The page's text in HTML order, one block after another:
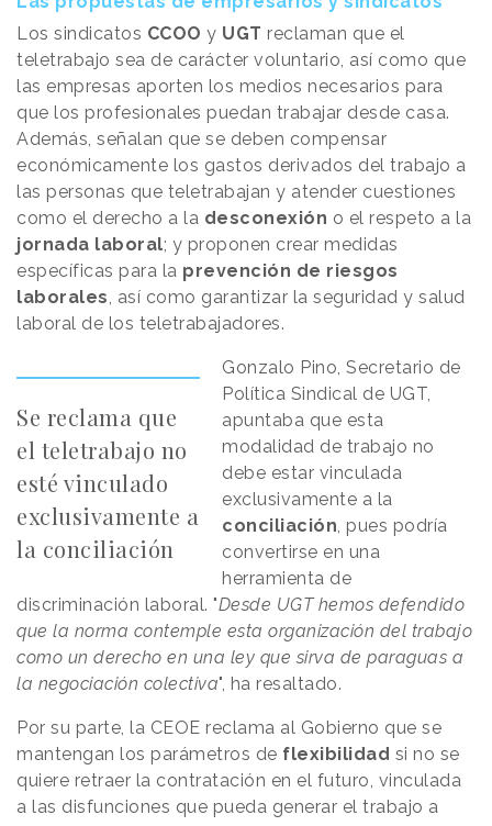
Los sindicatos CCOO y UGT reclaman que el
teletrabajo sea de carácter voluntario, así como que
las empresas aporten los medios necesarios para
que los profesionales puedan trabajar desde casa.
Además, señalan que se deben compensar
económicamente los gastos derivados del trabajo a
las personas que teletrabajan y atender cuestiones
como el derecho a la desconexión o el respeto a la
jornada laboral; y proponen crear medidas
específicas para la prevención de riesgos
laborales, así como garantizar la seguridad y salud
laboral de los teletrabajadores.
Se reclama que
el teletrabajo no
esté vinculado
exclusivamente a
la conciliación
Gonzalo Pino, Secretario de
Política Sindical de UGT,
apuntaba que esta
modalidad de trabajo no
debe estar vinculada
exclusivamente a la
conciliación, pues podría
convertirse en una
herramienta de
discriminación laboral. "Desde UGT hemos defendido
que la norma contemple esta organización del trabajo
como un derecho en una ley que sirva de paraguas a
la negociación colectiva", ha resaltado.
Por su parte, la CEOE reclama al Gobierno que se
mantengan los parámetros de flexibilidad si no se
quiere retraer la contratación en el futuro, vinculada
a las disfunciones que pueda generar el trabajo a